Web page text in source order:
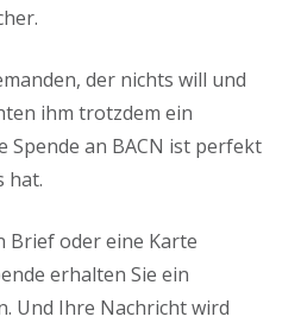
der nichts will und
ihm trotzdem ein
Spende an BACN ist perfekt
hat.
Brief oder eine Karte
erhalten Sie ein
Und Ihre Nachricht wird